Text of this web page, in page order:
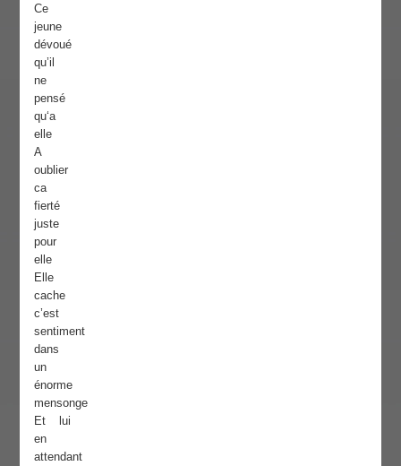
Ce
jeune
dévoué
qu’il
ne
pensé
qu‘a
elle
A
oublier
ca
fierté
juste
pour
elle
Elle
cache
c’est
sentiment
dans
un
énorme
mensonge
Et lui
en
attendant